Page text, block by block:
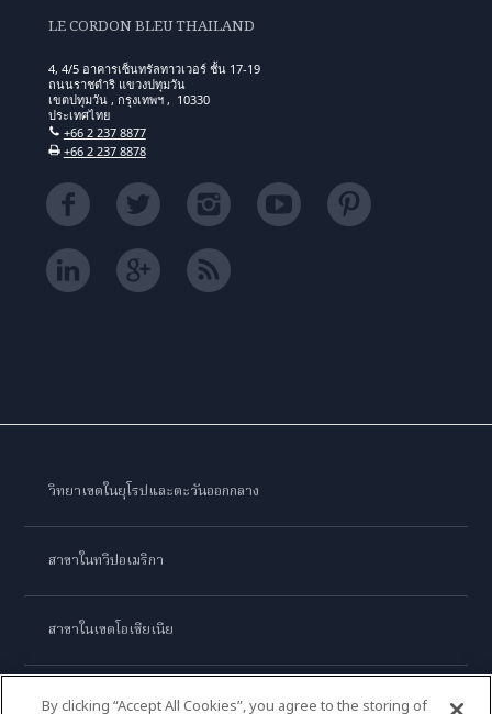
LE CORDON BLEU THAILAND
4, 4/5 อาคารเซ็นทรัลทาวเวอร์ ชั้น 17-19
ถนนราชดำริ แขวงปทุมวัน
เขตปทุมวัน , กรุงเทพฯ , 10330
ประเทศไทย
+66 2 237 8877
+66 2 237 8878
วิทยาเขตในยุโรปและตะวันออกกลาง
สาขาในทวีปอเมริกา
สาขาในเขตโอเชียเนีย
สาขาในทวีปเอเชีย
By clicking “Accept All Cookies”, you agree to the storing of